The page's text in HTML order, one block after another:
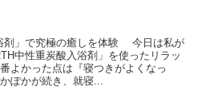
剤」で究極の癒しを体験 今日は私が
中性重炭酸入浴剤」を使ったリラッ
よかった点は『寝つきがよくなっ
ぽかが続き、就寝...